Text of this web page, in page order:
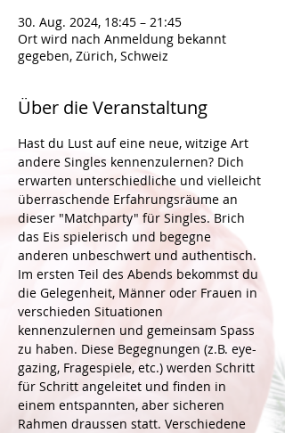
30. Aug. 2024, 18:45 – 21:45
Ort wird nach Anmeldung bekannt
gegeben, Zürich, Schweiz
Über die Veranstaltung
Hast du Lust auf eine neue, witzige Art
andere Singles kennenzulernen? Dich
erwarten unterschiedliche und vielleicht
überraschende Erfahrungsräume an
dieser "Matchparty" für Singles. Brich
das Eis spielerisch und begegne
anderen unbeschwert und authentisch.
Im ersten Teil des Abends bekommst du
die Gelegenheit, Männer oder Frauen in
verschieden Situationen
kennenzulernen und gemeinsam Spass
zu haben. Diese Begegnungen (z.B. eye-
gazing, Fragespiele, etc.) werden Schritt
für Schritt angeleitet und finden in
einem entspannten, aber sicheren
Rahmen draussen statt. Verschiedene